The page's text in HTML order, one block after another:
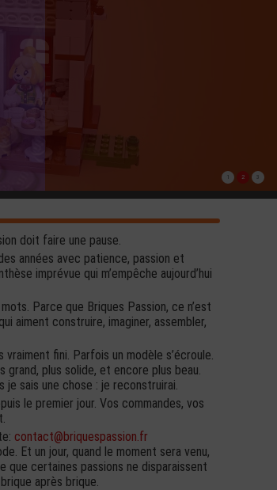
1 2 3
doit faire une pause.
années avec patience, passion et
imprévue qui m’empêche aujourd’hui
Parce que Briques Passion, ce n’est
aiment construire, imaginer, assembler,
vraiment fini. Parfois un modèle s’écroule.
plus solide, et encore plus beau.
je sais une chose : je reconstruirai.
le premier jour. Vos commandes, vos
contact@briquespassion.fr
Et un jour, quand le moment sera venu,
que certaines passions ne disparaissent
après brique.